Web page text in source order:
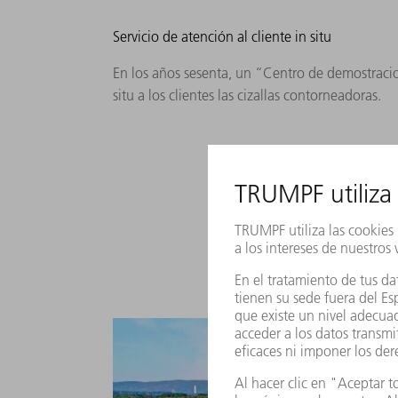
Servicio de atención al cliente in situ
En los años sesenta, un “Centro de
situ a los clientes las cizallas contorneadoras.